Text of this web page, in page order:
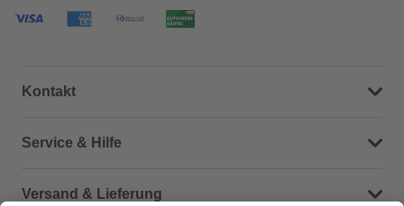
Kontakt
Dein Kontakt zu uns
Service & Hilfe
Häufige Fragen (FAQ)
Versand & Lieferung